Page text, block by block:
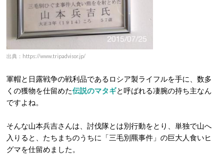
出典：https://www.tripadvisor.jp/
軍帽と日露戦争の戦利品であるロシア製ライフルを手に、数多
くの獲物を仕留めた伝説のマタギと呼ばれる凄腕の持ち主なん
ですよね。
そんな山本兵吉さんは、討伐隊とは別行動をとり、単独で山へ
入りると、たちまちのうちに「三毛別羆事件」の巨大人食いヒ
グマを仕留めました。